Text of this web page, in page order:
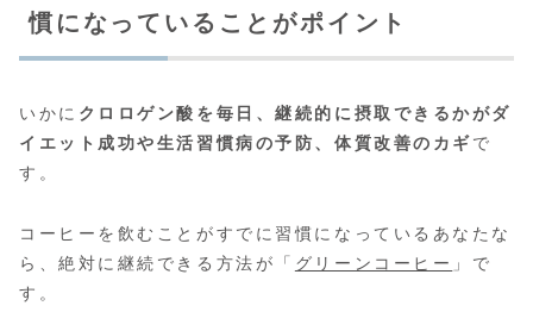
慣になっていることがポイント
いかに クロロゲン酸を毎日、継続的に摂取できるかがダ
イエット成功や生活習慣病の予防、体質改善のカギで
す。
コーヒーを飲むことがすでに習慣になっているあなたな
ら、絶対に継続できる方法が「 グリーンコーヒー 」で
す。